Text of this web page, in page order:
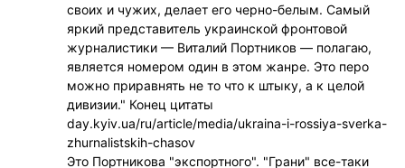
своих и чужих, делает его черно-белым. Самый
яркий представитель украинской фронтовой
журналистики — Виталий Портников — полагаю,
является номером один в этом жанре. Это перо
можно приравнять не то что к штыку, а к целой
дивизии." Конец цитаты
day.kyiv.ua/ru/article/media/ukraina-i-rossiya-sverka-
zhurnalistskih-chasov
Это Портникова "экспортного". "Грани" все-таки